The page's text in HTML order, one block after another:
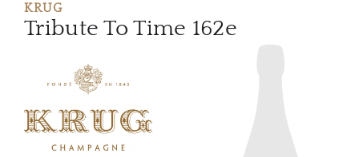
KRUG
Tribute To Time 162e